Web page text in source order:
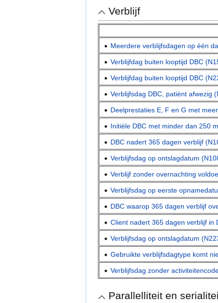
Verblijf
Meerdere verblijfsdagen op één
Verblijfdag buiten looptijd DBC
Verblijfdag buiten looptijd DBC
Verblijfsdag DBC, patiënt afwezig
Deelprestaties E, F en G met
Initiële DBC met minder dan 250
DBC nadert 365 dagen verblijf
Verblijfsdag op ontslagdatum
Verblijf zonder overnachting
Verblijfsdag op eerste
DBC waarop 365 dagen verblijf
Client nadert 365 dagen verblijf in
Verblijfsdag op ontslagdatum
Gebruikte verblijfsdagtype komt
Verblijfsdag zonder
Parallelliteit en